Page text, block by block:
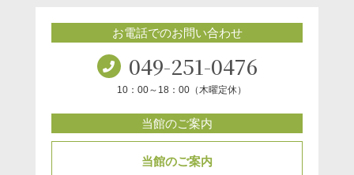
お電話でのお問い合わせ
049-251-0476
10：00～18：00（木曜定休）
当館のご案内
当館のご案内